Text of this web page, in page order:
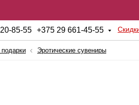
85-55 +375 29 661-45-55
Эротические сувениры